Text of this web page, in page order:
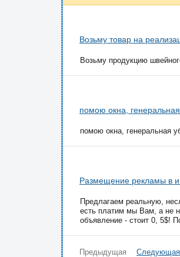
Возьму товар на
Возьму продукцию
помою окна,
помою окна, генеральная
Размещение рекламы в
Предлагаем реальную,
есть платим мы Вам, а не
объявление - стоит 0, 5$!
Предыдущая Следующая